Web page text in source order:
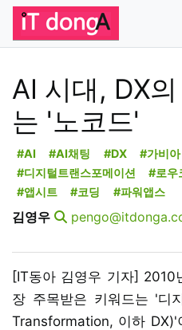
AI 시대, DX
는 '노코드'
#AI #AI채팅 #DX #가비아
#디지털트랜스포메이션
#로우
#앱시트
#코딩 #파워앱스
김영우
[IT동아 김영우 기자]
장 주목받은 키워드는 '디
Transformation, 이하 DX)'